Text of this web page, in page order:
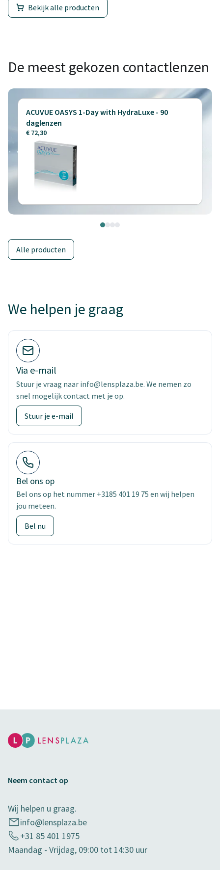
Bekijk alle producten
De meest gekozen contactlenzen
ACUVUE OASYS 1-Day with HydraLuxe - 90
daglenzen
€ 72,30
Alle producten
We helpen je graag
Via e-mail
Stuur je vraag naar info@lensplaza.be. We nemen zo
snel mogelijk contact met je op.
Stuur je e-mail
Bel ons op
Bel ons op het nummer +3185 401 19 75 en wij helpen
jou meteen.
Bel nu
Neem contact op
Wij helpen u graag.
info@lensplaza.be
+31 85 401 1975
Maandag - Vrijdag, 09:00 tot 14:30 uur